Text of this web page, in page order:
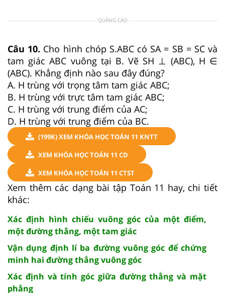
QUẢNG CÁO
Câu 10. Cho hình chóp S.ABC có SA = SB = SC và
tam giác ABC vuông tại B. Vẽ SH ⊥ (ABC), H ∈
(ABC). Khẳng định nào sau đây đúng?
A. H trùng với trọng tâm tam giác ABC;
B. H trùng với trực tâm tam giác ABC;
C. H trùng với trung điểm của AC;
D. H trùng với trung điểm của BC.
(199K) XEM KHÓA HỌC TOÁN 11 KNTT
XEM KHÓA HỌC TOÁN 11 CD
XEM KHÓA HỌC TOÁN 11 CTST
Xem thêm các dạng bài tập Toán 11 hay, chi tiết
khác:
Xác định hình chiếu vuông góc của một điểm,
một đường thẳng, một tam giác
Vận dụng định lí ba đường vuông góc để chứng
minh hai đường thẳng vuông góc
Xác định và tính góc giữa đường thẳng và mặt
phẳng